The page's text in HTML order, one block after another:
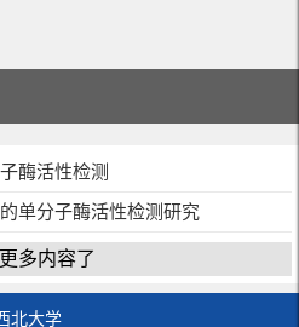
酶活性检测
单分子酶活性检测研究
多内容了
北大学